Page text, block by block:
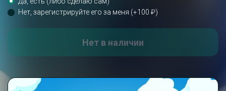
Нет, зарегистрируйте его за меня (+100 ₽)
Нет в наличии